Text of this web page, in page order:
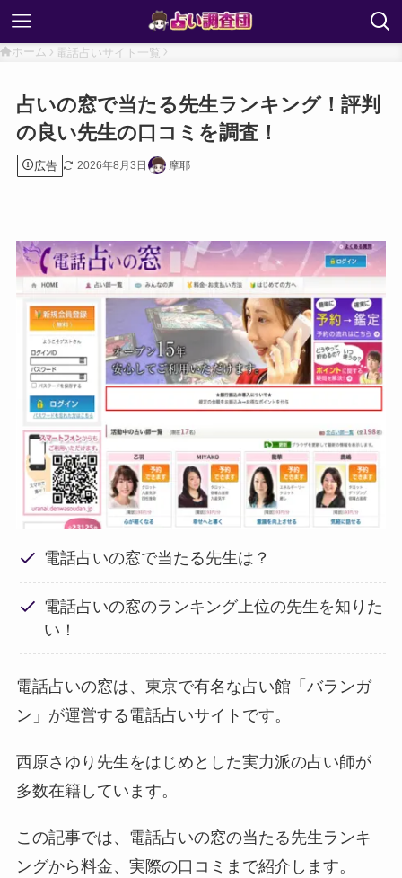
ホーム 電話占いサイト一覧
占いの窓で当たる先生ランキング！評判
の良い先生の口コミを調査！
広告 2026年8月3日 摩耶
電話占いの窓で当たる先生は？
電話占いの窓のランキング上位の先生を知りた
い！
電話占いの窓は、東京で有名な占い館「バランガ
ン」が運営する電話占いサイトです。
西原さゆり先生をはじめとした実力派の占い師が
多数在籍しています。
この記事では、電話占いの窓の当たる先生ランキ
ングから料金、実際の口コミまで紹介します。